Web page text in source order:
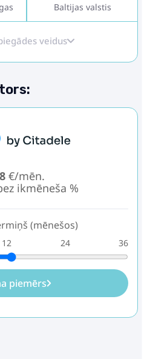
Baltijas valstis
veidus
€/mēn.
ikmēneša %
(mēnešos)
12 24 36
piemērs